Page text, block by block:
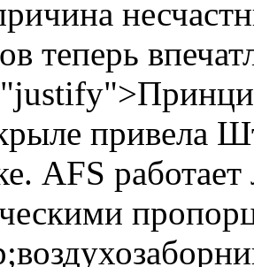
теперь
привела
AFS